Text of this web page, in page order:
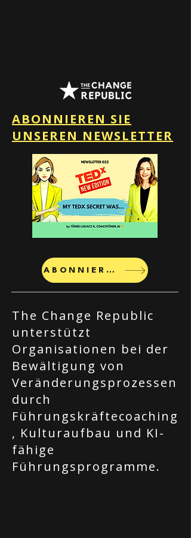
ABONNIEREN SIE
UNSEREN NEWSLETTER
ABONNIEREN
The Change Republic
unterstützt
Organisationen bei der
Bewältigung von
Veränderungsprozessen
durch
Führungskräftecoaching
, Kulturaufbau und KI-
fähige
Führungsprogramme.